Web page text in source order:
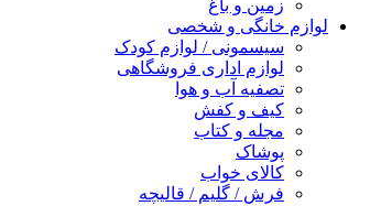
زمین و باغ
لوازم خانگی و شخصی
سیسمونی / لوازم کودک
لوازم اداری فروشگاهی
تصفیه آب و هوا
کیف و کفش
مجله و کتاب
پوشاک
کالای خواب
فرش / گلیم / قالیچه